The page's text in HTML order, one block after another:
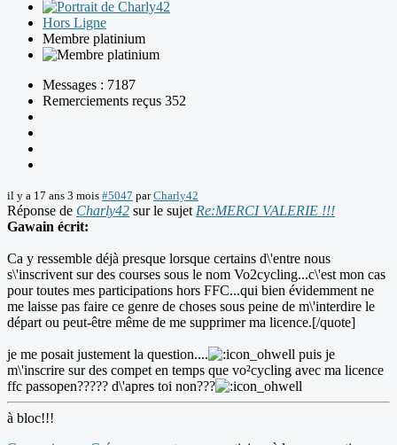
Hors Ligne
Membre platinium
Messages : 7187
Remerciements reçus 352
il y a 17 ans 3 mois #5047 parCharly42
Réponse de Charly42 sur le sujet Re:MERCI VALERIE !!!
Gawain écrit:
Ca y ressemble déjà presque lorsque certains d\'entre nous
s\'inscrivent sur des courses sous le nom Vo2cycling...c\'est mon cas
pour toutes mes participations hors FFC...qui bien évidemment ne
me laisse pas faire ce genre de choses sous peine de m\'interdire le
départ ou peut-être même de me supprimer ma licence.[/quote]
je me posait justement la question....
puis je
m\'inscrire sur des compet en temps que vo²cycling avec ma licence
ffc passopen????? d\'apres toi non???
à bloc!!!